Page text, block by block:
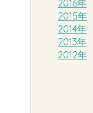
2016年
2015年
2014年
2013年
2012年